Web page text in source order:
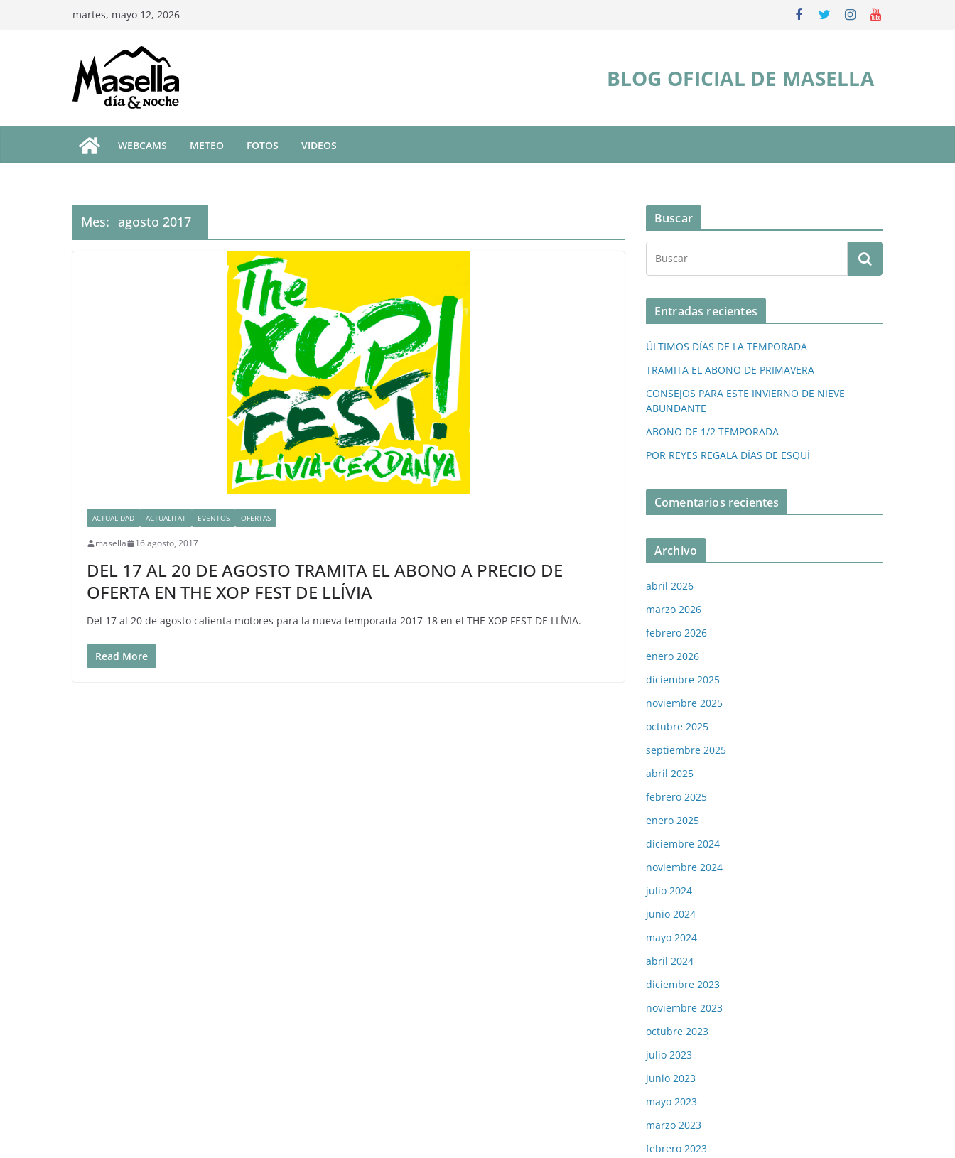
martes, mayo 12, 2026
BLOG OFICIAL DE MASELLA
WEBCAMS METEO FOTOS VIDEOS
Mes: agosto 2017
ACTUALIDAD ACTUALITAT EVENTOS OFERTAS
masella 16 agosto, 2017
DEL 17 AL 20 DE AGOSTO TRAMITA EL ABONO A PRECIO DE
OFERTA EN THE XOP FEST DE LLÍVIA
Del 17 al 20 de agosto calienta motores para la nueva temporada 2017-18 en el THE XOP FEST DE LLÍVIA.
Read More
Buscar
Entradas recientes
ÚLTIMOS DÍAS DE LA TEMPORADA
TRAMITA EL ABONO DE PRIMAVERA
CONSEJOS PARA ESTE INVIERNO DE NIEVE
ABUNDANTE
ABONO DE 1/2 TEMPORADA
POR REYES REGALA DÍAS DE ESQUÍ
Comentarios recientes
Archivo
abril 2026
marzo 2026
febrero 2026
enero 2026
diciembre 2025
noviembre 2025
octubre 2025
septiembre 2025
abril 2025
febrero 2025
enero 2025
diciembre 2024
noviembre 2024
julio 2024
junio 2024
mayo 2024
abril 2024
diciembre 2023
noviembre 2023
octubre 2023
julio 2023
junio 2023
mayo 2023
marzo 2023
febrero 2023